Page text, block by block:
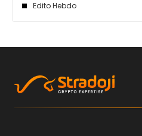
Edito Hebdo